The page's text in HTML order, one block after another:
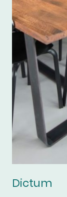
Dictum